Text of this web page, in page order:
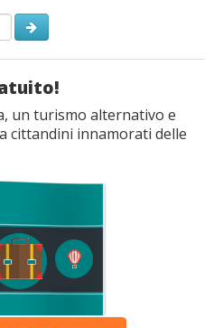
un turismo alternativo e
cittandini innamorati delle